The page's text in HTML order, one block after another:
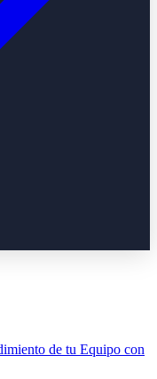
de tu Equipo con